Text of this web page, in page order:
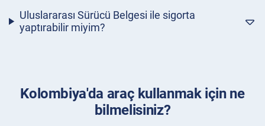
Uluslararası Sürücü Belgesi ile sigorta
yaptırabilir miyim?
Kolombiya'da araç kullanmak için ne
bilmelisiniz?